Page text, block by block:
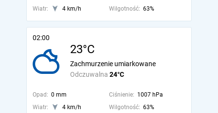
Wiatr:
4 km/h Wilgotność: 63%
02:00
23°C
Odczuwalna 24°C
Zachmurzenie umiarkowane
Opad: 0 mm Ciśnienie: 1007 hPa
Wiatr:
4 km/h Wilgotność: 63%